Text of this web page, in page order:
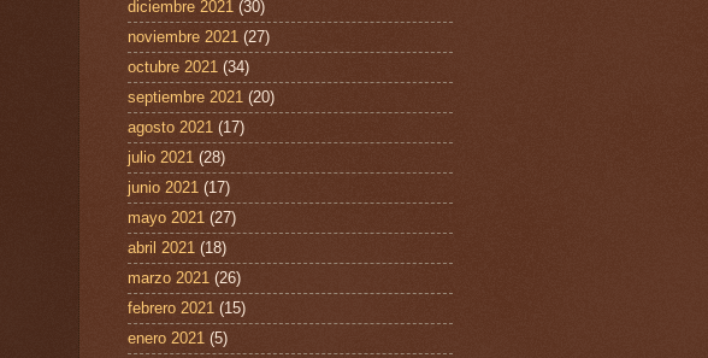
diciembre 2021 (30)
noviembre 2021 (27)
octubre 2021 (34)
septiembre 2021 (20)
agosto 2021 (17)
julio 2021 (28)
junio 2021 (17)
mayo 2021 (27)
abril 2021 (18)
marzo 2021 (26)
febrero 2021 (15)
enero 2021 (5)